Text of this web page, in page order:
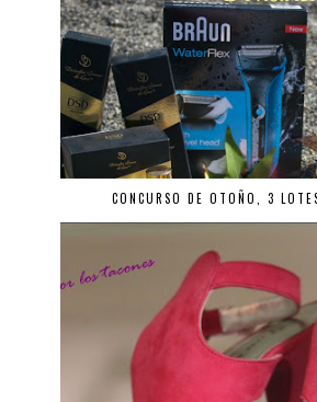
CONCURSO DE OTOÑO, 3